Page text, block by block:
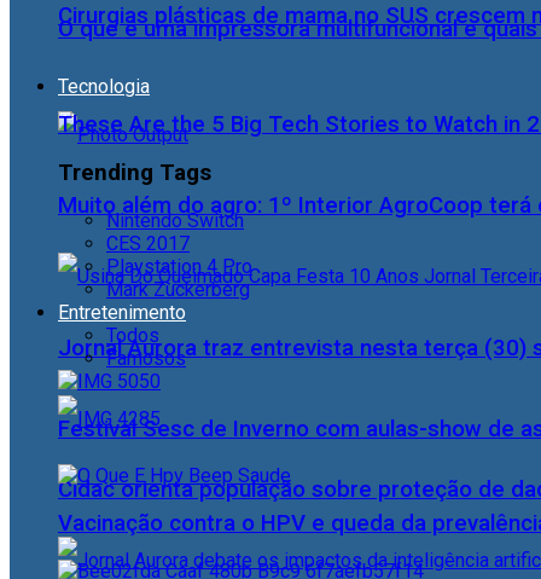
Cirurgias plásticas de mama no SUS crescem
Tecnologia
Muito além do agro: 1º Interior AgroCoop
Jornal Aurora traz entrevista nesta terça (30)
Cidac orienta população sobre proteção de
O que é uma impressora multifuncional e
These Are the 5 Big Tech Stories to Watch in
Trending Tags
Nintendo Switch
CES 2017
Playstation 4 Pro
Mark Zuckerberg
Entretenimento
Todos
Famosos
Festival Sesc de Inverno com aulas-show de
Vacinação contra o HPV e queda da